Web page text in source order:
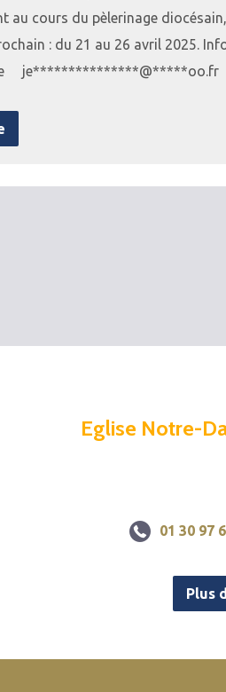
au cours du pèlerinage
: du 21 au 26 avril 2025.
je***************@*****oo.fr
Eglise Notre-
01 30 97
Plus